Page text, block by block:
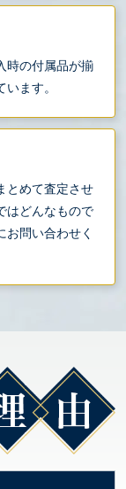
時の付属品が揃
ます。
とめて査定させ
はどんなもので
お問い合わせく